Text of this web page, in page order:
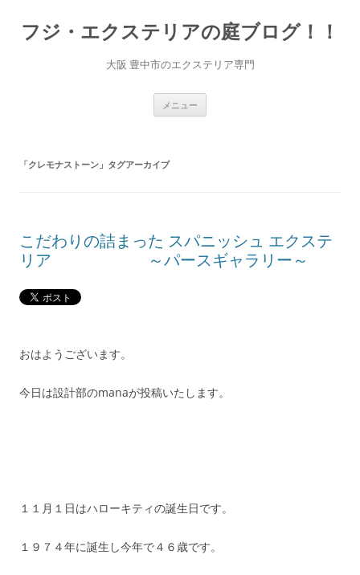
テ
ン
フジ・エクステリアの庭ブログ！！
大阪 豊中市のエクステリア専門
メニュー
「クレモナストーン 」タグアーカイブ
こだわりの詰まった スパニッシュ エクステ
リア ～パースギャラリー～
おはようございます。
今日は設計部のmanaが投稿いたします。
１１月１日はハローキティの誕生日です。
１９７４年に誕生し今年で４６歳です。